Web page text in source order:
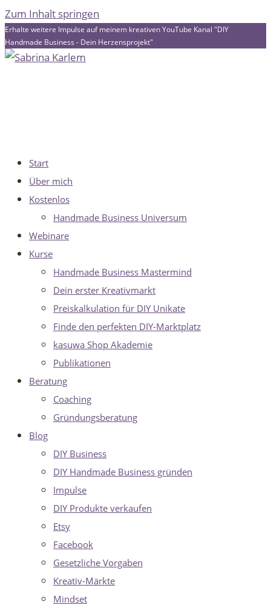
Zum Inhalt springen
Erhalte weitere Impulse auf meinem kreativen YouTube Kanal "DIY
Handmade Business - Dein Herzensprojekt"
Start
Über mich
Kostenlos
Handmade Business Universum
Webinare
Kurse
Handmade Business Mastermind
Dein erster Kreativmarkt
Preiskalkulation für DIY Unikate
Finde den perfekten DIY-Marktplatz
kasuwa Shop Akademie
Publikationen
Beratung
Coaching
Gründungsberatung
Blog
DIY Business
DIY Handmade Business gründen
Impulse
DIY Produkte verkaufen
Etsy
Facebook
Gesetzliche Vorgaben
Kreativ-Märkte
Mindset